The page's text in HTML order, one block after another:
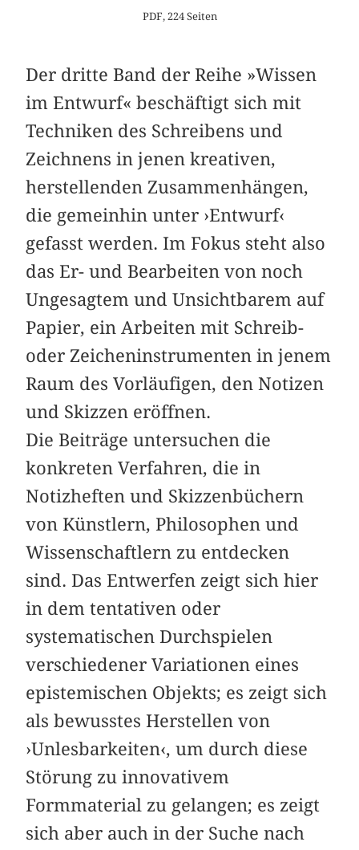
PDF, 224 Seiten
Der dritte Band der Reihe »Wissen
im Entwurf« ­beschäftigt sich mit
Techniken des Schreibens und
Zeichnens in jenen kreativen,
herstellenden Zusammenhängen,
die gemeinhin unter ›Entwurf‹
gefasst werden. Im Fokus steht also
das Er- und Bearbeiten von noch
Ungesagtem und Unsichtbarem auf
Papier, ein Arbeiten mit Schreib-
oder Zeicheninstrumenten in jenem
Raum des Vorläufigen, den Notizen
und Skizzen eröffnen.
Die Beiträge untersuchen die
konkreten Verfahren, die in
Notizheften und Skizzenbüchern
von Künstlern, Philosophen und
Wissenschaftlern zu entdecken
sind. Das Entwerfen zeigt sich hier
in dem tentativen oder
systematischen Durchspielen
verschiedener Variationen eines
epistemischen Objekts; es zeigt sich
als bewusstes Herstellen von
›Unlesbarkeiten‹, um durch diese
Störung zu innovativem
Formmaterial zu gelangen; es zeigt
sich aber auch in der Suche nach